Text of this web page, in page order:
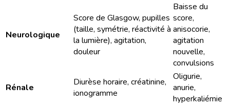
Neurologique
Score de Glasgow, pupilles
(taille, symétrie, réactivité à
la lumière), agitation,
douleur
Baisse du
score,
anisocorie,
agitation
nouvelle,
convulsions
Rénale
Diurèse horaire, créatinine,
ionogramme
Oligurie,
anurie,
hyperkaliémie